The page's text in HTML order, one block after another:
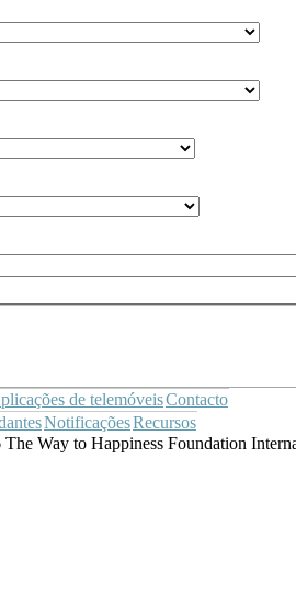
de telemóveisContacto
NotificaçõesRecursos
Way to Happiness Foundation